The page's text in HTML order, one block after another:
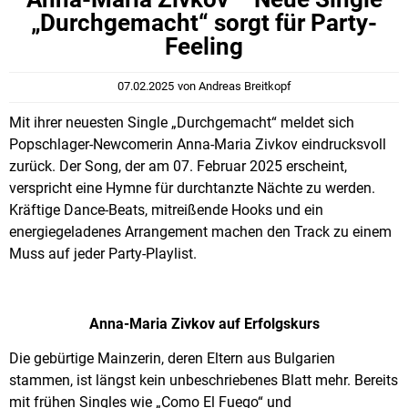
„Durchgemacht“ sorgt für Party-
Feeling
07.02.2025 vonAndreas Breitkopf
Mit ihrer neuesten Single „Durchgemacht“ meldet sich
Popschlager-Newcomerin Anna-Maria Zivkov eindrucksvoll
zurück. Der Song, der am 07. Februar 2025 erscheint,
verspricht eine Hymne für durchtanzte Nächte zu werden.
Kräftige Dance-Beats, mitreißende Hooks und ein
energiegeladenes Arrangement machen den Track zu einem
Muss auf jeder Party-Playlist.
Anna-Maria Zivkov auf Erfolgskurs
Die gebürtige Mainzerin, deren Eltern aus Bulgarien
stammen, ist längst kein unbeschriebenes Blatt mehr. Bereits
mit frühen Singles wie „Como El Fuego“ und